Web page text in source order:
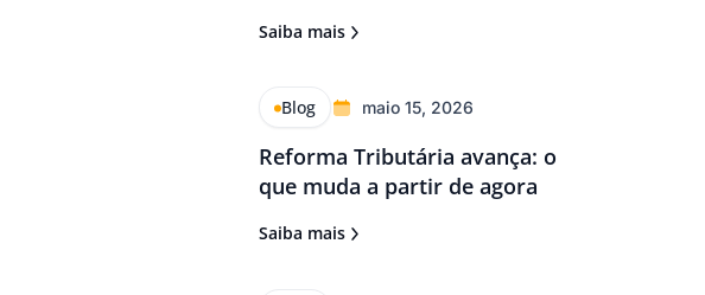
Saiba mais
Blog maio 15, 2026
Reforma Tributária avança: o
que muda a partir de agora
Saiba mais